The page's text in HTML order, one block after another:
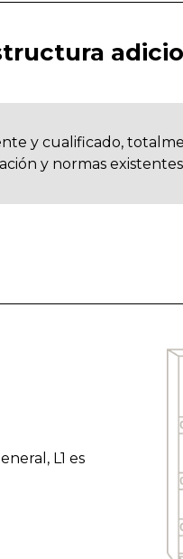
y cualificado,
y normas
L1 es